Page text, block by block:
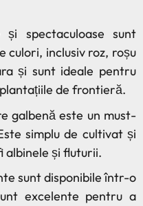
spectaculoase sunt
culori, inclusiv roz, roșu
și sunt ideale pentru
de frontieră.
galbenă este un must-
simplu de cultivat și
albinele și fluturii.
sunt disponibile într-o
excelente pentru a